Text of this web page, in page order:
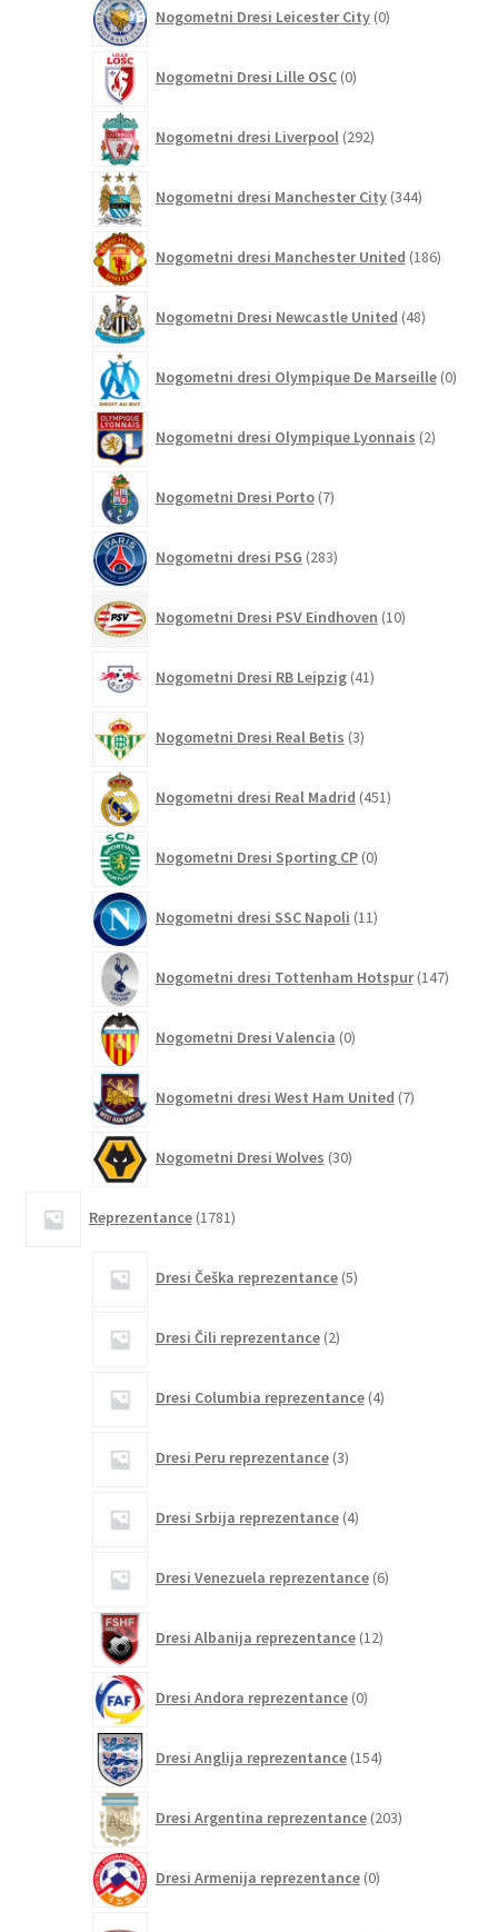
Nogometni Dresi Leicester City 0izdelkov
Nogometni Dresi Lille OSC 0izdelkov
Nogometni dresi Liverpool 292izdelkov
Nogometni dresi Manchester City 344izdelkov
Nogometni dresi Manchester United 186izdelkov
Nogometni Dresi Newcastle United 48izdelkov
Nogometni dresi Olympique De Marseille 0
Nogometni dresi Olympique Lyonnais 2izdelka
Nogometni Dresi Porto 7izdelkov
Nogometni dresi PSG 283izdelkov
Nogometni Dresi PSV Eindhoven 10izdelkov
Nogometni Dresi RB Leipzig 41izdelkov
Nogometni Dresi Real Betis 3izdelki
Nogometni dresi Real Madrid 451izdelkov
Nogometni Dresi Sporting CP 0izdelkov
Nogometni dresi SSC Napoli 11izdelkov
Nogometni dresi Tottenham Hotspur 147
Nogometni Dresi Valencia 0izdelkov
Nogometni dresi West Ham United 7izdelkov
Nogometni Dresi Wolves 30izdelkov
Reprezentance 1781izdelkov
Dresi Češka reprezentance 5izdelkov
Dresi Čili reprezentance 2izdelka
Dresi Columbia reprezentance 4izdelki
Dresi Peru reprezentance 3izdelki
Dresi Srbija reprezentance 4izdelki
Dresi Venezuela reprezentance 6izdelkov
Dresi Albanija reprezentance 12izdelkov
Dresi Andora reprezentance 0izdelkov
Dresi Anglija reprezentance 154izdelkov
Dresi Argentina reprezentance 203izdelki
Dresi Armenija reprezentance 0izdelkov